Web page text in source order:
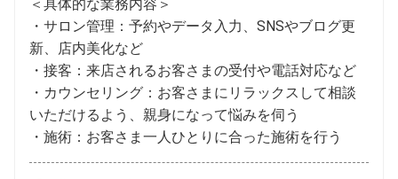
＜具体的な業務内容＞
・サロン管理：予約やデータ入力、SNSやブログ更
新、店内美化など
・接客：来店されるお客さまの受付や電話対応など
・カウンセリング：お客さまにリラックスして相談
いただけるよう、親身になって悩みを伺う
・施術：お客さま一人ひとりに合った施術を行う